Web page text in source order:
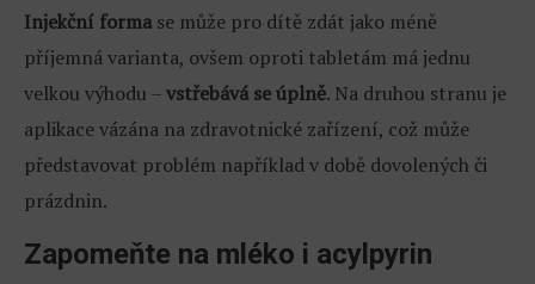
Injekční formase může pro dítě zdát jako méně
příjemná varianta, ovšem oproti tabletám má jednu
velkou výhodu –vstřebává se úplně. Na druhou stranu je
aplikace vázána na zdravotnické zařízení, což může
představovat problém například v době dovolených či
prázdnin.
Zapomeňte na mléko i acylpyrin